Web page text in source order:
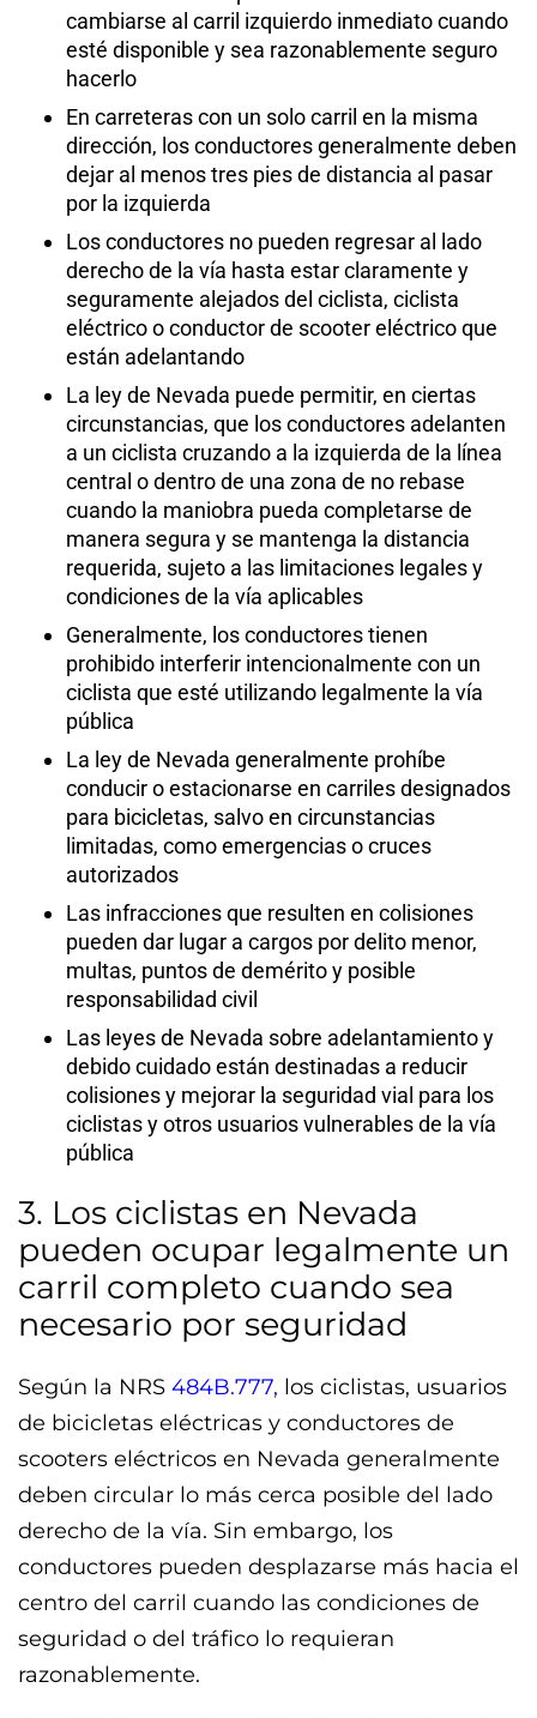
cambiarse al carril izquierdo inmediato cuando
esté disponible y sea razonablemente seguro
hacerlo
En carreteras con un solo carril en la misma
dirección, los conductores generalmente deben
dejar al menos tres pies de distancia al pasar
por la izquierda
Los conductores no pueden regresar al lado
derecho de la vía hasta estar claramente y
seguramente alejados del ciclista, ciclista
eléctrico o conductor de scooter eléctrico que
están adelantando
La ley de Nevada puede permitir, en ciertas
circunstancias, que los conductores adelanten
a un ciclista cruzando a la izquierda de la línea
central o dentro de una zona de no rebase
cuando la maniobra pueda completarse de
manera segura y se mantenga la distancia
requerida, sujeto a las limitaciones legales y
condiciones de la vía aplicables
Generalmente, los conductores tienen
prohibido interferir intencionalmente con un
ciclista que esté utilizando legalmente la vía
pública
La ley de Nevada generalmente prohíbe
conducir o estacionarse en carriles designados
para bicicletas, salvo en circunstancias
limitadas, como emergencias o cruces
autorizados
Las infracciones que resulten en colisiones
pueden dar lugar a cargos por delito menor,
multas, puntos de demérito y posible
responsabilidad civil
Las leyes de Nevada sobre adelantamiento y
debido cuidado están destinadas a reducir
colisiones y mejorar la seguridad vial para los
ciclistas y otros usuarios vulnerables de la vía
pública
3. Los ciclistas en Nevada
pueden ocupar legalmente un
carril completo cuando sea
necesario por seguridad
Según la NRS 484B.777, los ciclistas, usuarios
de bicicletas eléctricas y conductores de
scooters eléctricos en Nevada generalmente
deben circular lo más cerca posible del lado
derecho de la vía. Sin embargo, los
conductores pueden desplazarse más hacia el
centro del carril cuando las condiciones de
seguridad o del tráfico lo requieran
razonablemente.